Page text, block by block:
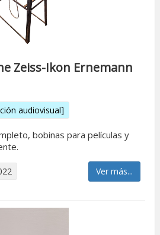
Zeiss-Ikon Ernemann
audiovisual]
bobinas para películas y
Ver más...